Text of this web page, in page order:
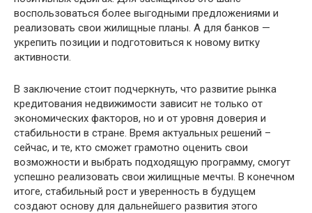
воспользоваться более выгодными предложениями и
реализовать свои жилищные планы. А для банков —
укрепить позиции и подготовиться к новому витку
активности.
В заключение стоит подчеркнуть, что развитие рынка
кредитования недвижимости зависит не только от
экономических факторов, но и от уровня доверия и
стабильности в стране. Время актуальных решений –
сейчас, и те, кто сможет грамотно оценить свои
возможности и выбрать подходящую программу, смогут
успешно реализовать свои жилищные мечты. В конечном
итоге, стабильный рост и уверенность в будущем
создают основу для дальнейшего развития этого